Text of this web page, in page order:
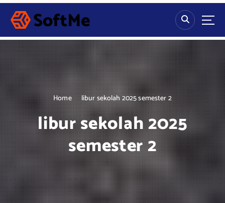
S
p
Home libur sekolah 2025 semester 2
libur sekolah 2025
semester 2